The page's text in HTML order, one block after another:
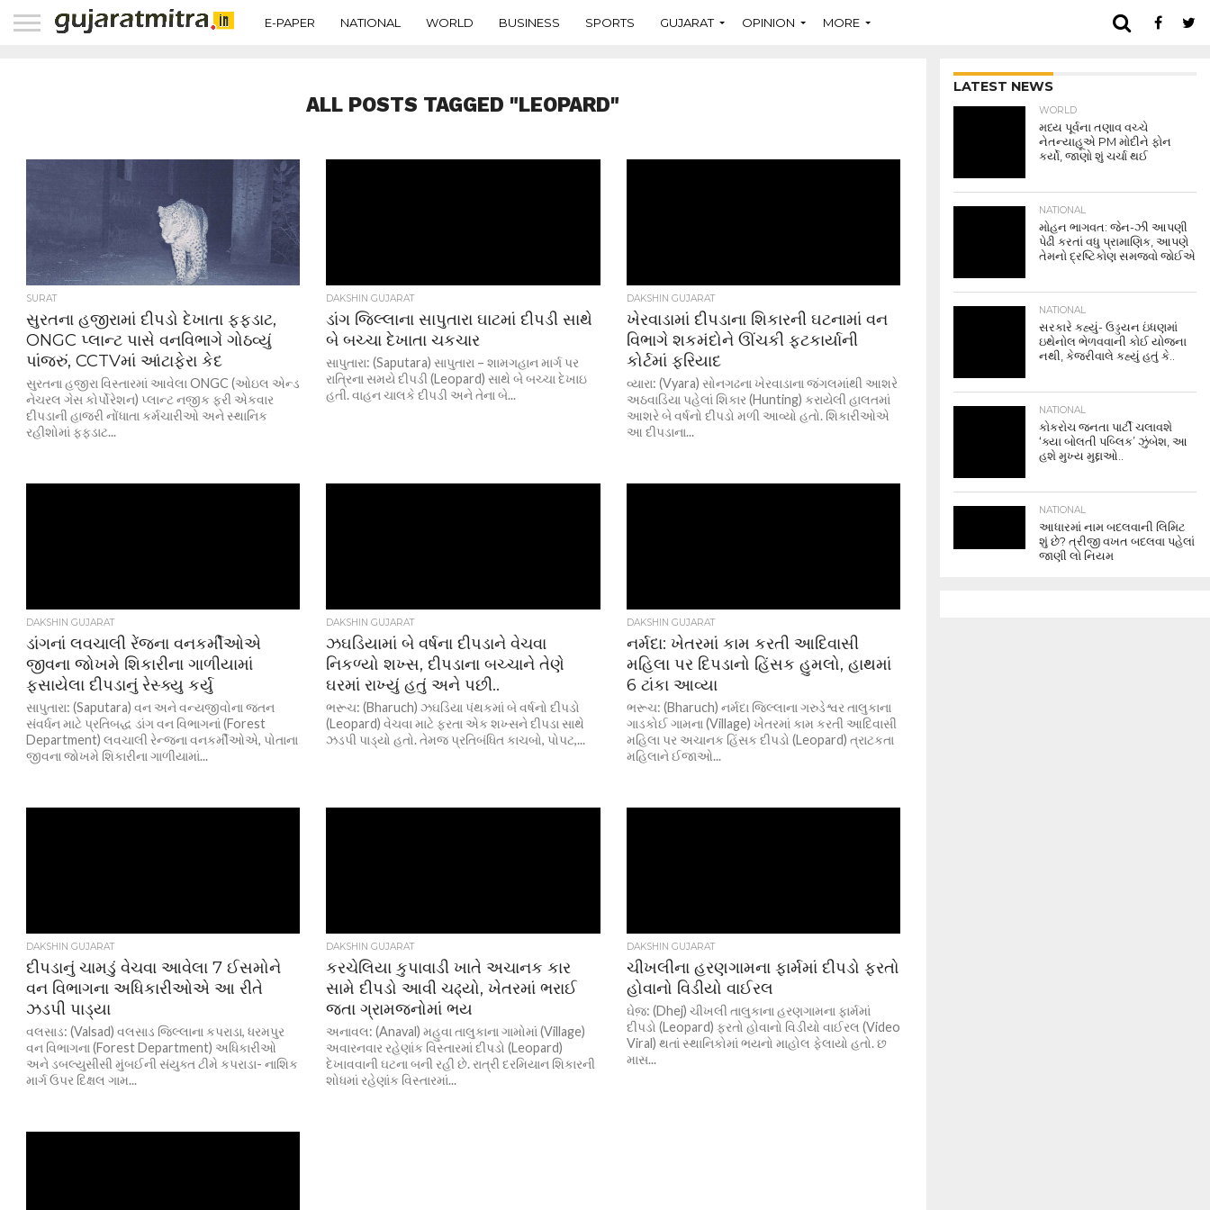
E-PAPER NATIONAL WORLD BUSINESS SPORTS GUJARAT OPINION MORE
ALL POSTS TAGGED "LEOPARD"
SURAT
સુરતના હજીરામાં દીપડો દેખાતા ફફડાટ,
ONGC પ્લાન્ટ પાસે વનવિભાગે ગોઠવ્યું
પાંજરું, CCTVમાં આંટાફેરા કેદ
સુરતના હજીરા વિસ્તારમાં આવેલા ONGC (ઓઇલ એન્ડ
નેચરલ ગેસ કોર્પોરેશન) પ્લાન્ટ નજીક ફરી એકવાર
દીપડાની હાજરી નોંધાતા કર્મચારીઓ અને સ્થાનિક
રહીશોમાં ફફડાટ...
DAKSHIN GUJARAT
ડાંગ જિલ્લાના સાપુતારા ઘાટમાં દીપડી સાથે
બે બચ્ચા દેખાતા ચકચાર
સાપુતારા: (Saputara) સાપુતારા – શામગહાન માર્ગ પર
રાત્રિના સમયે દીપડી (Leopard) સાથે બે બચ્ચા દેખાઇ
હતી. વાહન ચાલકે દીપડી અને તેના બે...
DAKSHIN GUJARAT
ખેરવાડામાં દીપડાના શિકારની ઘટનામાં વન
વિભાગે શકમંદોને ઊંચકી ફટકાર્યાની
કોર્ટમાં ફરિયાદ
વ્યારા: (Vyara) સોનગઢના ખેરવાડાના જંગલમાંથી આશરે
અઠવાડિયા પહેલાં શિકાર (Hunting) કરાયેલી હાલતમાં
આશરે બે વર્ષનો દીપડો મળી આવ્યો હતો. શિકારીઓએ
આ દીપડાના...
DAKSHIN GUJARAT
ડાંગનાં લવચાલી રેંજના વનકર્મીઓએ
જીવના જોખમે શિકારીના ગાળીયામાં
ફસાયેલા દીપડાનું રેસ્ક્યુ કર્યુ
સાપુતારા: (Saputara) વન અને વન્યજીવોના જતન
સંવર્ધન માટે પ્રતિબદ્ધ ડાંગ વન વિભાગનાં (Forest
Department) લવચાલી રેન્જના વનકર્મીઓએ, પોતાના
જીવના જોખમે શિકારીના ગાળીયામાં...
DAKSHIN GUJARAT
ઝઘડિયામાં બે વર્ષના દીપડાને વેચવા
નિકળ્યો શખ્સ, દીપડાના બચ્ચાને તેણે
ઘરમાં રાખ્યું હતું અને પછી..
ભરૂચ: (Bharuch) ઝઘડિયા પંથકમાં બે વર્ષનો દીપડો
(Leopard) વેચવા માટે ફરતા એક શખ્સને દીપડા સાથે
ઝડપી પાડ્યો હતો. તેમજ પ્રતિબંધિત કાચબો, પોપટ,...
DAKSHIN GUJARAT
નર્મદા: ખેતરમાં કામ કરતી આદિવાસી
મહિલા પર દિપડાનો હિંસક હુમલો, હાથમાં
6 ટાંકા આવ્યા
ભરૂચ: (Bharuch) નર્મદા જિલ્લાના ગરુડેશ્વર તાલુકાના
ગાડકોઈ ગામના (Village) ખેતરમાં કામ કરતી આદિવાસી
મહિલા પર અચાનક હિંસક દીપડો (Leopard) ત્રાટકતા
મહિલાને ઈજાઓ...
DAKSHIN GUJARAT
દીપડાનું ચામડું વેચવા આવેલા 7 ઈસમોને
વન વિભાગના અધિકારીઓએ આ રીતે
ઝડપી પાડ્યા
વલસાડ: (Valsad) વલસાડ જિલ્લાના કપરાડા, ધરમપુર
વન વિભાગના (Forest Department) અધિકારીઓ
અને ડબલ્યુસીસી મુંબઈની સંયુક્ત ટીમે કપરાડા- નાશિક
માર્ગ ઉપર દિક્ષલ ગામ...
DAKSHIN GUJARAT
કરચેલિયા કુપાવાડી ખાતે અચાનક કાર
સામે દીપડો આવી ચઢ્યો, ખેતરમાં ભરાઈ
જતા ગ્રામજનોમાં ભય
અનાવલ: (Anaval) મહુવા તાલુકાના ગામોમાં (Village)
અવારનવાર રહેણાંક વિસ્તારમાં દીપડો (Leopard)
દેખાવવાની ઘટના બની રહી છે. રાત્રી દરમિયાન શિકારની
શોધમાં રહેણાંક વિસ્તારમાં...
DAKSHIN GUJARAT
ચીખલીના હરણગામના ફાર્મમાં દીપડો ફરતો
હોવાનો વિડીયો વાઈરલ
ઘેજ઼: (Dhej) ચીખલી તાલુકાના હરણગામના ફાર્મમાં
દીપડો (Leopard) ફરતો હોવાનો વિડીયો વાઈરલ (Video
Viral) થતાં સ્થાનિકોમાં ભયનો માહોલ ફેલાયો હતો. છ
માસ...
LATEST NEWS
WORLD
મધ્ય પૂર્વના તણાવ વચ્ચે
નેતન્યાહૂએ PM મોદીને ફોન
કર્યો, જાણો શું ચર્ચા થઈ
NATIONAL
મોહન ભાગવત: જેન-ઝી આપણી
પેઢી કરતાં વધુ પ્રામાણિક, આપણે
તેમનો દ્રષ્ટિકોણ સમજવો જોઈએ
NATIONAL
સરકારે કહ્યું- ઉડ્ડયન ઇંધણમાં
ઇથેનોલ ભેળવવાની કોઈ યોજના
નથી, કેજરીવાલે કહ્યું હતું કે..
NATIONAL
કોકરોચ જનતા પાર્ટી ચલાવશે
‘ક્યા બોલતી પબ્લિક’ ઝુંબેશ, આ
હશે મુખ્ય મુદ્દાઓ..
NATIONAL
આધારમાં નામ બદલવાની લિમિટ
શું છે? ત્રીજી વખત બદલવા પહેલાં
જાણી લો નિયમ